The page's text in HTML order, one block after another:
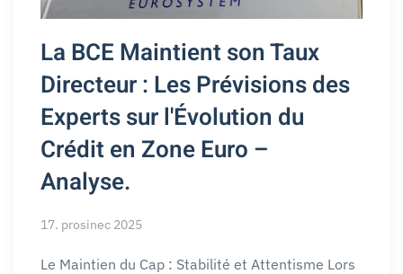
La BCE Maintient son Taux
Directeur : Les Prévisions des
Experts sur l'Évolution du
Crédit en Zone Euro –
Analyse.
17. prosinec 2025
Le Maintien du Cap : Stabilité et Attentisme Lors